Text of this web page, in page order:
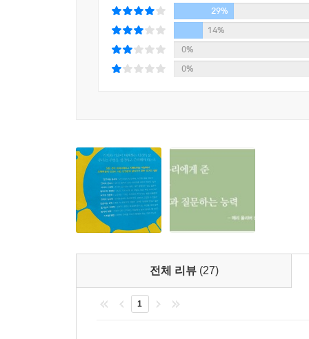
느끼는 증상)처럼 우리에게 주어진 새 도구에 이
전작 《당신을 공유하시겠습니까?》(2014)를
제공했던 저자는 이제 우리 사회가 스마트 시대
인류가 일찍이 경험해보지 못한 격변과 혼란의
세상에서 문맹자는 문자를 모르는 사람이 아니
겨울이겠지만, 디지털 세상의 구조와 현실을 알고
것이다.
지도를 펼쳐 보인다. 독자들은 인공지능과 로봇
전망과 논의들을 오가며 최고의 시절을 향해 갈
29%
14%
0%
0%
전체 리뷰 (27)
1